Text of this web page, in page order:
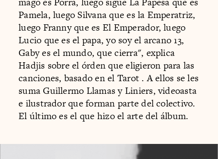
Pamela, luego Silvana que es la Emperatriz,
luego Franny que es El Emperador, luego
Lucio que es el papa, yo soy el arcano 13,
Gaby es el mundo, que cierra", explica
Hadjis sobre el órden que eligieron para las
canciones, basado en el Tarot . A ellos se les
suma Guillermo Llamas y Liniers, videoasta
e ilustrador que forman parte del colectivo.
El último es el que hizo el arte del álbum.